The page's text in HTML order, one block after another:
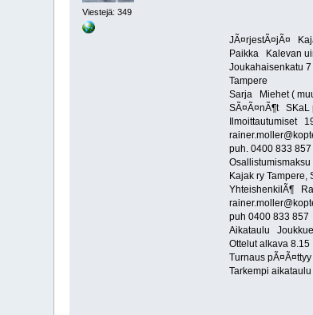
Viestejä: 349
JÃ¤rjestÃ¤jÃ¤
Paikka Kalevan
Joukahaisenkatu 7
Tampere
Sarja Miehet (
SÃ¤Ã¤nÃ¶t SKaL
Ilmoittautumiset
puh. 0400 833 857
Kajak ry
YhteishenkilÃ¶
puh 0400 833 857
Aikataulu
Ottelut alkava 8.15
Turnaus
Tarkempi